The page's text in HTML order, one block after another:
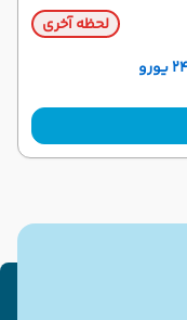
لحظه آخری